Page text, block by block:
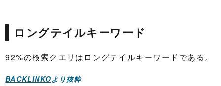
ロングテイルキーワード
92%の検索クエリはロングテイルキーワードである。
BACKLINKOより抜粋